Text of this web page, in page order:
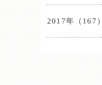
2017年（167）